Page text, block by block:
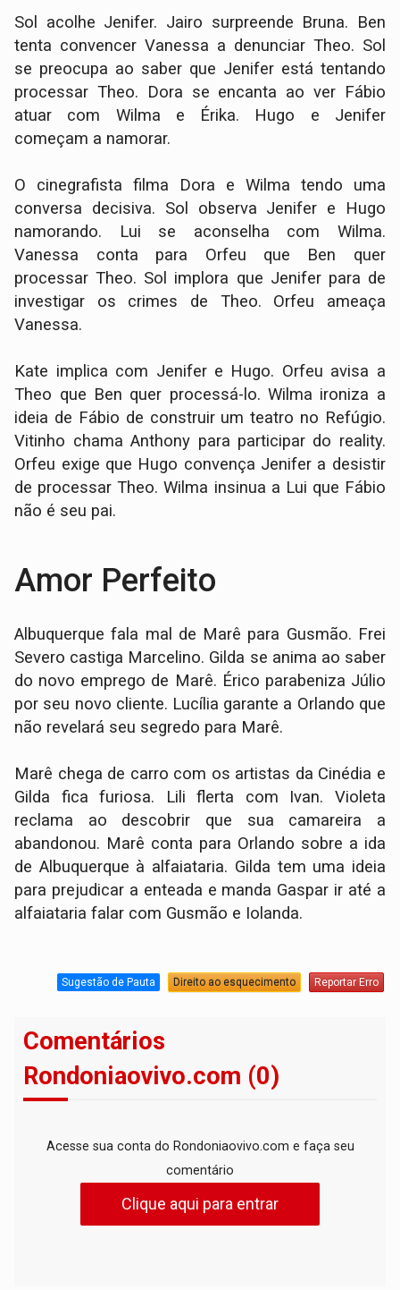
Sol acolhe Jenifer. Jairo surpreende Bruna. Ben
tenta convencer Vanessa a denunciar Theo. Sol
se preocupa ao saber que Jenifer está tentando
processar Theo. Dora se encanta ao ver Fábio
atuar com Wilma e Érika. Hugo e Jenifer
começam a namorar.
O cinegrafista filma Dora e Wilma tendo uma
conversa decisiva. Sol observa Jenifer e Hugo
namorando. Lui se aconselha com Wilma.
Vanessa conta para Orfeu que Ben quer
processar Theo. Sol implora que Jenifer para de
investigar os crimes de Theo. Orfeu ameaça
Vanessa.
Kate implica com Jenifer e Hugo. Orfeu avisa a
Theo que Ben quer processá-lo. Wilma ironiza a
ideia de Fábio de construir um teatro no Refúgio.
Vitinho chama Anthony para participar do reality.
Orfeu exige que Hugo convença Jenifer a desistir
de processar Theo. Wilma insinua a Lui que Fábio
não é seu pai.
Amor Perfeito
Albuquerque fala mal de Marê para Gusmão. Frei
Severo castiga Marcelino. Gilda se anima ao saber
do novo emprego de Marê. Érico parabeniza Júlio
por seu novo cliente. Lucília garante a Orlando que
não revelará seu segredo para Marê.
Marê chega de carro com os artistas da Cinédia e
Gilda fica furiosa. Lili flerta com Ivan. Violeta
reclama ao descobrir que sua camareira a
abandonou. Marê conta para Orlando sobre a ida
de Albuquerque à alfaiataria. Gilda tem uma ideia
para prejudicar a enteada e manda Gaspar ir até a
alfaiataria falar com Gusmão e Iolanda.
Sugestão de Pauta Direito ao esquecimento Reportar Erro
Comentários
Rondoniaovivo.com (0)
Acesse sua conta do Rondoniaovivo.com e faça seu
comentário
Clique aqui para entrar